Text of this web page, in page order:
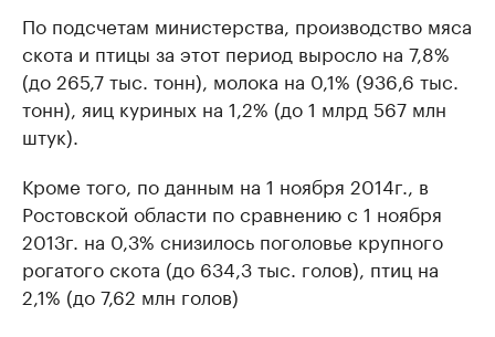
По подсчетам министерства, производство мяса
скота и птицы за этот период выросло на 7,8%
(до 265,7 тыс. тонн), молока на 0,1% (936,6 тыс.
тонн), яиц куриных на 1,2% (до 1 млрд 567 млн
штук).
Кроме того, по данным на 1 ноября 2014г., в
Ростовской области по сравнению с 1 ноября
2013г. на 0,3% снизилось поголовье крупного
рогатого скота (до 634,3 тыс. голов), птиц на
2,1% (до 7,62 млн голов)